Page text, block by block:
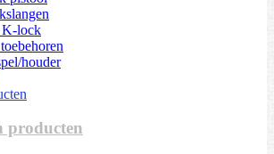
K-lock
houder
producten